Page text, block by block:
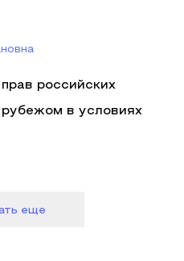
российских
в условиях
еще